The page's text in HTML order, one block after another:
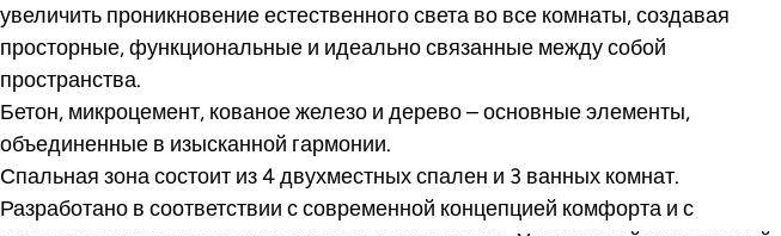
увеличить проникновение естественного света во все комнаты, создавая
просторные, функциональные и идеально связанные между собой
пространства.
Бетон, микроцемент, кованое железо и дерево – основные элементы,
объединенные в изысканной гармонии.
Спальная зона состоит из 4 двухместных спален и 3 ванных комнат.
Разработано в соответствии с современной концепцией комфорта и с